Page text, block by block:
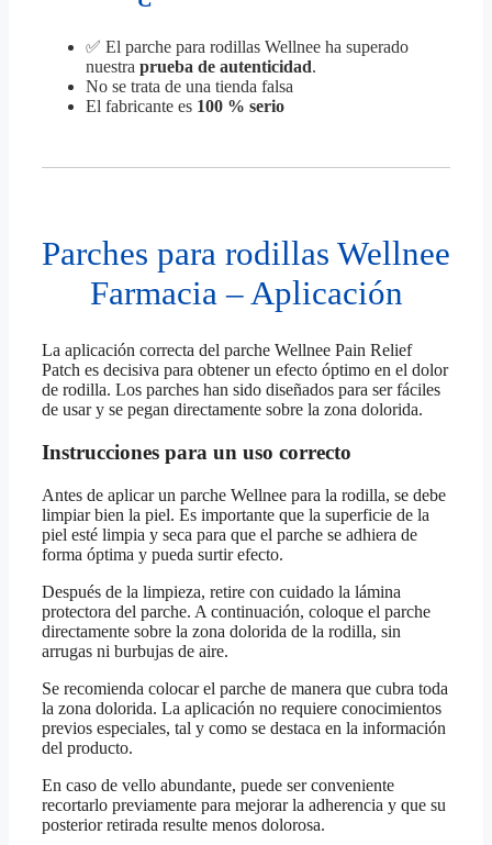
✅ El parche para rodillas Wellnee ha superado
nuestra prueba de autenticidad.
No se trata de una tienda falsa
El fabricante es 100 % serio
Parches para rodillas Wellnee
Farmacia – Aplicación
La aplicación correcta del parche Wellnee Pain Relief
Patch es decisiva para obtener un efecto óptimo en el dolor
de rodilla. Los parches han sido diseñados para ser fáciles
de usar y se pegan directamente sobre la zona dolorida.
Instrucciones para un uso correcto
Antes de aplicar un parche Wellnee para la rodilla, se debe
limpiar bien la piel. Es importante que la superficie de la
piel esté limpia y seca para que el parche se adhiera de
forma óptima y pueda surtir efecto.
Después de la limpieza, retire con cuidado la lámina
protectora del parche. A continuación, coloque el parche
directamente sobre la zona dolorida de la rodilla, sin
arrugas ni burbujas de aire.
Se recomienda colocar el parche de manera que cubra toda
la zona dolorida. La aplicación no requiere conocimientos
previos especiales, tal y como se destaca en la información
del producto.
En caso de vello abundante, puede ser conveniente
recortarlo previamente para mejorar la adherencia y que su
posterior retirada resulte menos dolorosa.